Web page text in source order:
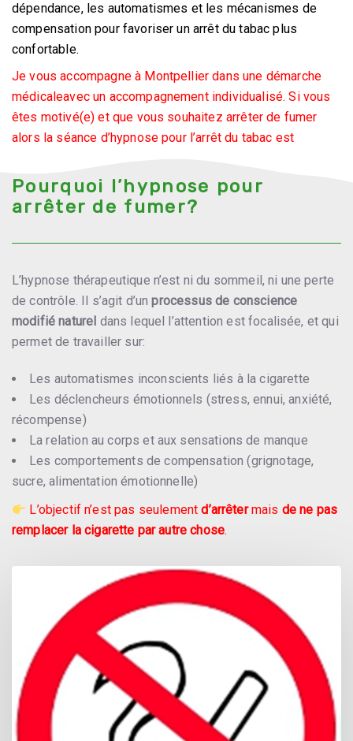
dépendance, les automatismes et les mécanismes de
compensation pour favoriser un arrêt du tabac plus
confortable.
Je vous accompagne à Montpellier dans une démarche
médicaleavec un accompagnement individualisé. Si vous
êtes motivé(e) et que vous souhaitez arrêter de fumer
alors la séance d’hypnose pour l’arrêt du tabac est
Pourquoi l’hypnose pour
arrêter de fumer?
L’hypnose thérapeutique n’est ni du sommeil, ni une perte
de contrôle. Il s’agit d’unprocessus de conscience
modifié naturel dans lequel l’attention est focalisée, et qui
permet de travailler sur:
Les automatismes inconscients liés à la cigarette
Les déclencheurs émotionnels (stress, ennui, anxiété,
récompense)
La relation au corps et aux sensations de manque
Les comportements de compensation (grignotage,
sucre, alimentation émotionnelle)
L’objectif n’est pas seulementd’arrêtermais de ne pas
remplacer la cigarette par autre chose.